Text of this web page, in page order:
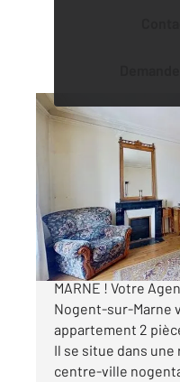
NOGENT SUR
2 , 3 pièces
Appartement
249
APPARTEMENT A
MARNE ! Votre
Nogent-sur-Marne
appartement 2
Il se situe dans
centre-ville